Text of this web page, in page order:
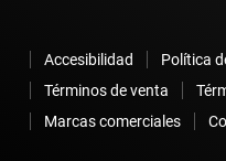
Accesibilidad Política
Términos de venta
Marcas comerciales